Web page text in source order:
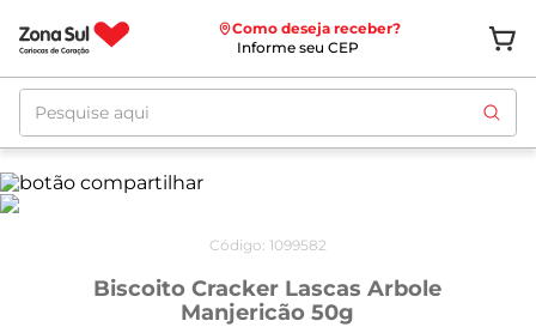
Como deseja receber?
Informe seu CEP
Pesquise aqui
Código: 1099582
Biscoito Cracker Lascas Arbole
Manjericão 50g